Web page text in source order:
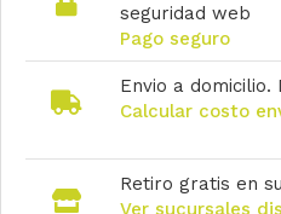
seguridad web
Pago seguro
Envio a
Calcular costo
Retiro gratis en
Ver sucursales